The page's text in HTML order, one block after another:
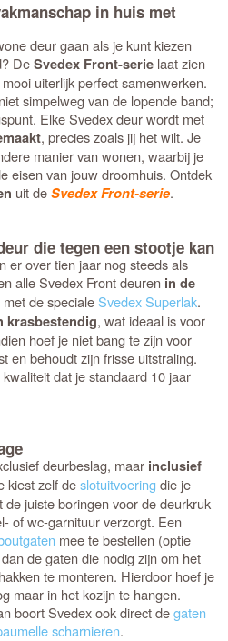
in huis met
deur gaan als je kunt kiezen
DeSvedex Front-serie laat zien
uiterlijk perfect samenwerken.
simpelweg van de lopende band;
Elke Svedex deur wordt met
, precies zoals jij het wilt. Je
manier van wonen, waarbij je
eisen van jouw droomhuis. Ontdek
uit deSvedex Front-serie.
die tegen een stootje kan
er over tien jaar nog steeds als
alle Svedex Front deuren in de
met de specialeSvedex Superlak.
krasbestendig, wat ideaal is voor
hoef je niet bang te zijn voor
en behoudt zijn frisse uitstraling.
dat je standaard 10 jaar
deurbeslag, maar inclusief
kiest zelf deslotuitvoeringdie je
juiste boringen voor de deurkruk
of wc-garnituur verzorgt. Een
mee te bestellen (optie
de gaten die nodig zijn om het
te monteren. Hierdoor hoef je
maar in het kozijn te hangen.
boort Svedex ook direct degaten
scharnieren.